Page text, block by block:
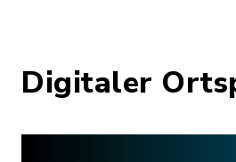
Digitaler